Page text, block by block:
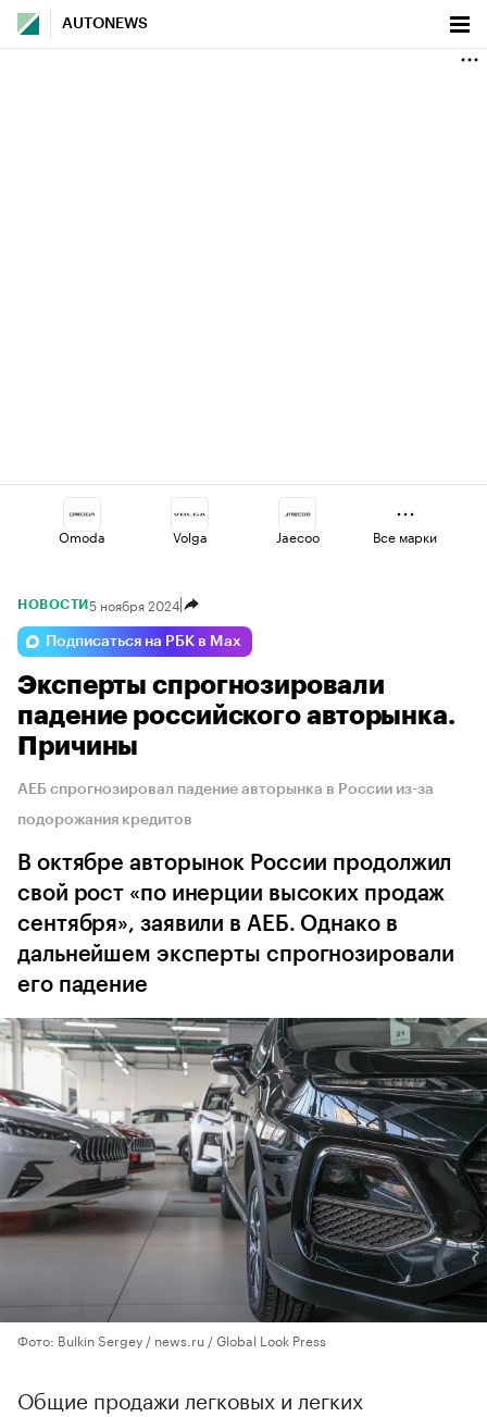
AUTONEWS
Omoda Volga Jaecoo
Esteo Lada
Geely Changan Haval
Все марки
НОВОСТИ 5 ноября 2024
Подписаться на РБК в Max
Эксперты спрогнозировали
падение российского авторынка.
Причины
АЕБ спрогнозировал падение авторынка в России из-за
подорожания кредитов
В октябре авторынок России продолжил
свой рост «по инерции высоких продаж
сентября», заявили в АЕБ. Однако в
дальнейшем эксперты спрогнозировали
его падение
Фото: Bulkin Sergey / news.ru / Global Look Press
Общие продажи легковых и легких